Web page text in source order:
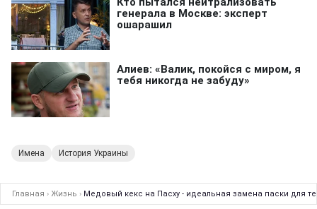
Имена История Украины
Главная › Жизнь › Медовый кекс на Пасху - идеальная замена паски для